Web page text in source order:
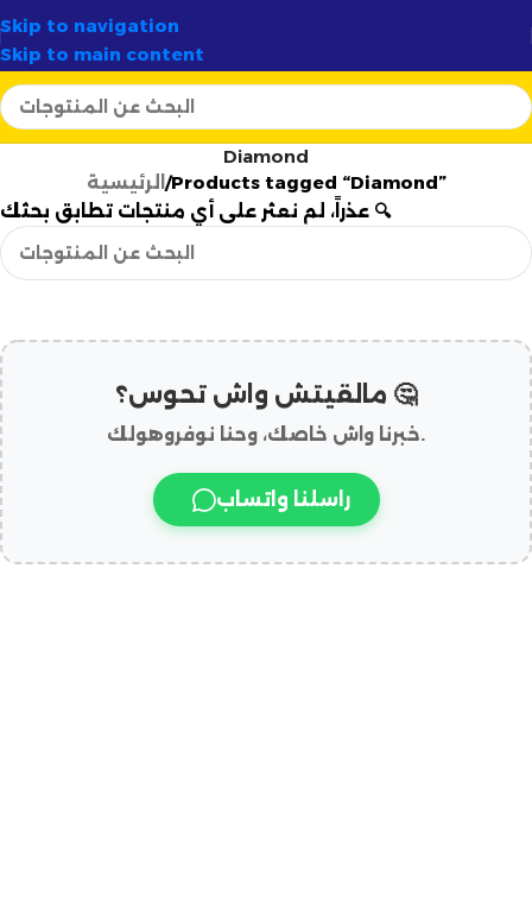
Skip to navigation
Skip to main content
✦
Diamond
الرئيسية
Products tagged “Diamond”
عذراً، لم نعثر على أي منتجات تطابق بحثك 🔍
مالقيتش واش تحوس؟ 🤔
خبرنا واش خاصك، وحنا نوفروهولك.
راسلنا واتساب